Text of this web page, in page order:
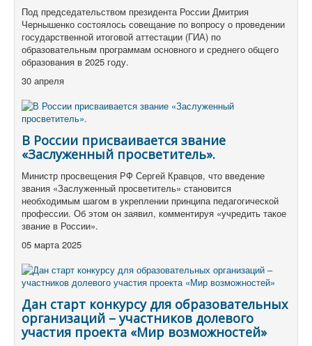
Под председательством президента России Дмитрия
Чернышенко состоялось совещание по вопросу о проведении
государственной итоговой аттестации (ГИА) по
образовательным программам основного и среднего общего
образования в 2025 году.
30 апреля
В России присваивается звание
«Заслуженный просветитель».
Министр просвещения РФ Сергей Кравцов, что введение
звания «Заслуженный просветитель» становится
необходимым шагом в укреплении принципа педагогической
профессии. Об этом он заявил, комментируя «учредить такое
звание в России».
05 марта 2025
Дан старт конкурсу для образовательных
организаций – участников долевого
участия проекта «Мир возможностей»